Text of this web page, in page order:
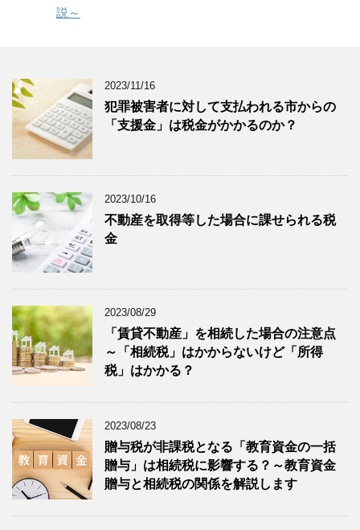
説～
2023/11/16
犯罪被害者に対して支払われる市からの
「支援金」は税金がかかるのか？
2023/10/16
不動産を取得等した場合に課せられる税
金
2023/08/29
「賃貸不動産」を相続した場合の注意点
～「相続税」はかからないけど「所得
税」はかかる？
2023/08/23
贈与税が非課税となる「教育資金の一括
贈与」は相続税に影響する？～教育資金
贈与と相続税の関係を解説します